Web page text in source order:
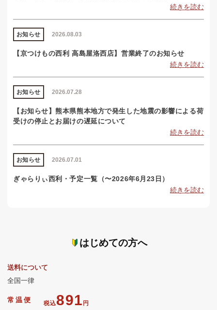
続きを読む
2026.08.03
お知らせ
【京つけもの西利 高島屋洛西店】営業終了のお知らせ
続きを読む
2026.07.28
お知らせ
【お知らせ】熊本県熊本地方で発生した地震の影響による荷
受けの停止とお届けの遅延について
続きを読む
2026.07.01
お知らせ
ぎゃらりぃ西利・予定一覧（〜2026年6月23日）
続きを読む
はじめての方へ
送料について
全国一律
常温便 税込891 円